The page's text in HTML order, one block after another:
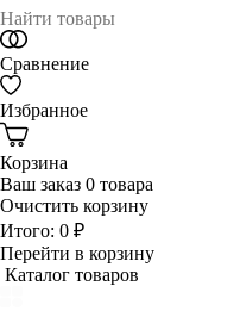
Сравнение
Избранное
Корзина
Ваш заказ 0 товара
Очистить корзину
Итого: 0 ₽
Перейти в корзину
Каталог товаров